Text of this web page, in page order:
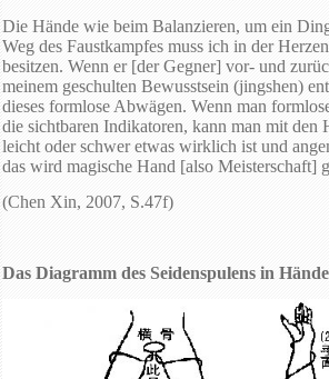
Die Hände wie beim Balanzieren, um ein
Weg des Faustkampfes muss ich in der
besitzen. Wenn er [der Gegner] vor- und
meinem geschulten Bewusstsein (jingshen)
dieses formlose Abwägen. Wenn man
die sichtbaren Indikatoren, kann man mit den
leicht oder schwer etwas wirklich ist und
das wird magische Hand [also Meisterschaft]
(Chen Xin, 2007, S.47f)
Das Diagramm des Seidenspulens in